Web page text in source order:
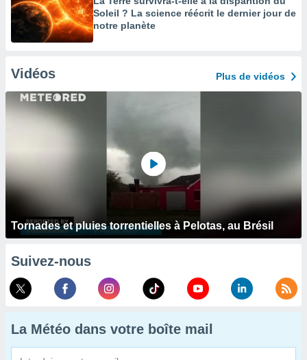
Soleil ? La science réécrit le dernier jour de
notre planète
Vidéos Plus de vidéos
Tornades et pluies torrentielles à Pelotas, au Brésil
Suivez-nous
La Météo dans votre boîte mail